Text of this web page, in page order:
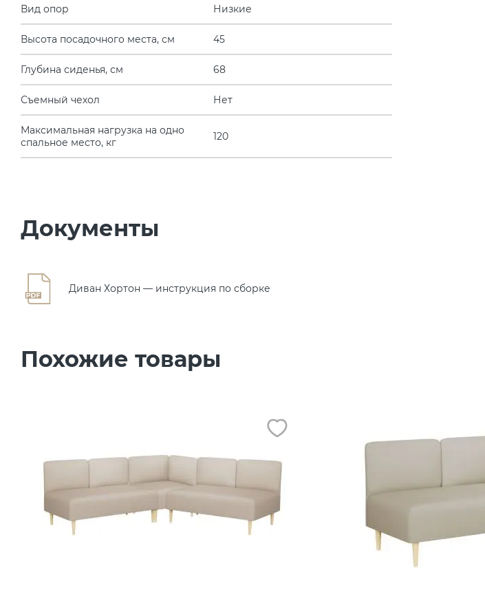
Вид опор Низкие
Высота посадочного места, см 45
Глубина сиденья, см 68
Съемный чехол Нет
Максимальная нагрузка на одно
спальное место, кг
120
Документы
Диван Хортон — инструкция по сборке
Похожие товары